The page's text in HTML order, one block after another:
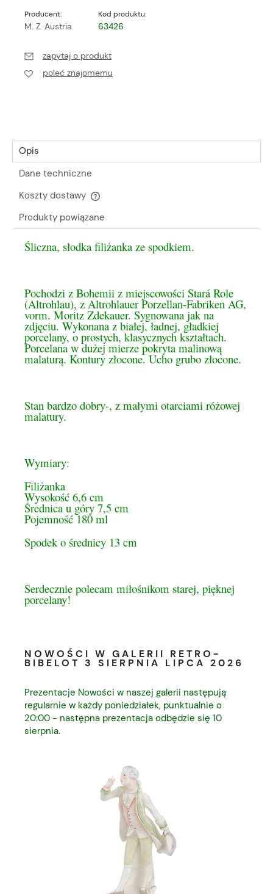
Producent:
M. Z. Austria
Kod produktu:
63426
zapytaj o produkt
poleć znajomemu
Opis
Dane techniczne
Koszty dostawy
Cena nie zawiera ewentualnych kosztów płatności
Produkty powiązane
Śliczna, słodka filiżanka ze spodkiem.
Pochodzi z Bohemii z miejscowości Stará Role
(Altrohlau), z Altrohlauer Porzellan-Fabriken AG,
vorm. Moritz Zdekauer. Sygnowana jak na
zdjęciu. Wykonana z białej, ładnej, gładkiej
porcelany, o prostych, klasycznych kształtach.
Porcelana w dużej mierze pokryta malinową
malaturą. Kontury złocone. Ucho grubo złocone.
Stan bardzo dobry-, z małymi otarciami różowej
malatury.
Wymiary:
Filiżanka
Wysokość 6,6 cm
Średnica u góry 7,5 cm
Pojemność 180 ml
Spodek o średnicy 13 cm
Serdecznie polecam miłośnikom starej, pięknej
porcelany!
NOWOŚCI W GALERII RETRO-
BIBELOT 3 SIERPNIA LIPCA 2026
Prezentacje Nowości w naszej galerii następują
regularnie w każdy poniedziałek, punktualnie o
20:00 - następna prezentacja odbędzie się 10
sierpnia.